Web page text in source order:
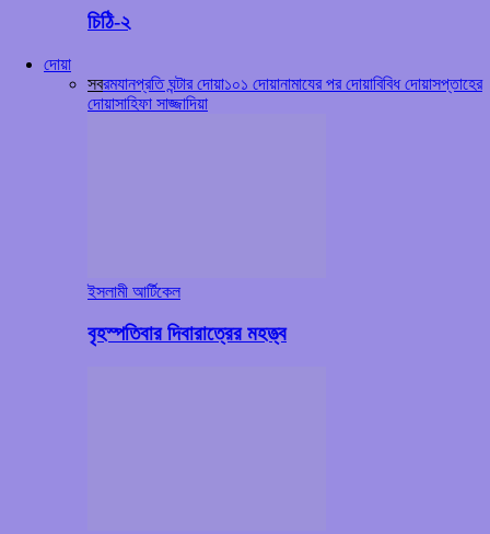
চিঠি-২
দোয়া
সবরমযানপ্রতি ঘন্টার দোয়া১০১ দোয়ানামাযের পর দোয়াবিবিধ দোয়াসপ্তাহের
দোয়াসাহিফা সাজ্জাদিয়া
ইসলামী আর্টিকেল
বৃহস্পতিবার দিবারাত্রের মহত্ত্ব